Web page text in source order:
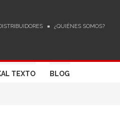
¿QUIÉNES SOMOS?
TEXTO BLOG